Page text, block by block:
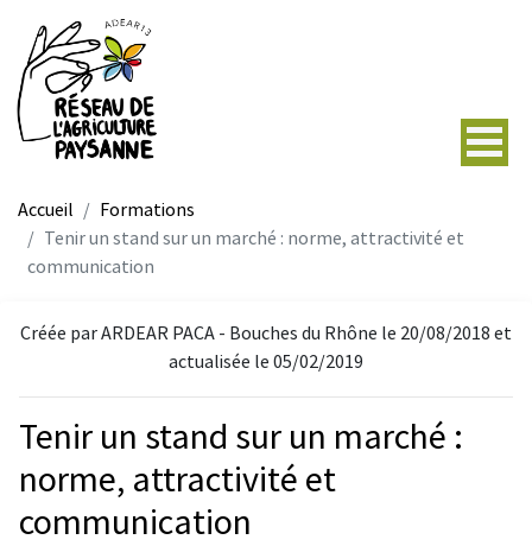
Accueil
Formations
Tenir un stand sur un marché : norme, attractivité et
communication
Créée par ARDEAR PACA - Bouches du Rhône le 20/08/2018 et
actualisée le 05/02/2019
Tenir un stand sur un marché :
norme, attractivité et
communication